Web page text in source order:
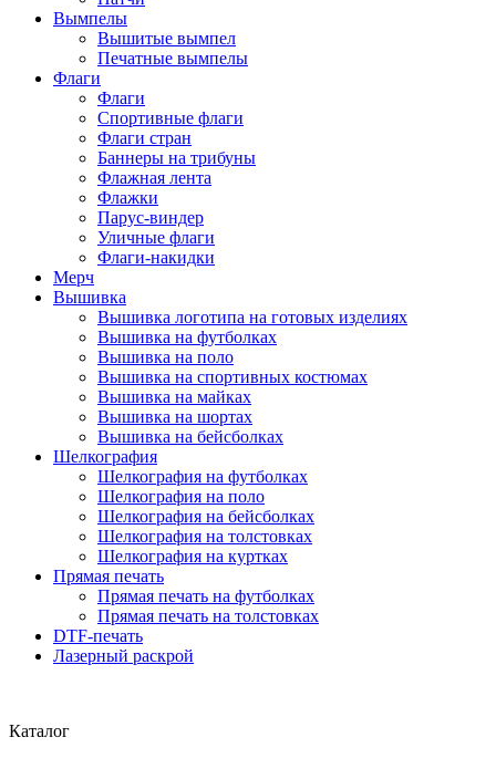
Вымпелы
Вышитые вымпел
Печатные вымпелы
Флаги
Флаги
Спортивные флаги
Флаги стран
Баннеры на трибуны
Флажная лента
Флажки
Парус-виндер
Уличные флаги
Флаги-накидки
Мерч
Вышивка
Вышивка логотипа на готовых изделиях
Вышивка на футболках
Вышивка на поло
Вышивка на спортивных костюмах
Вышивка на майках
Вышивка на шортах
Вышивка на бейсболках
Шелкография
Шелкография на футболках
Шелкография на поло
Шелкография на бейсболках
Шелкография на толстовках
Шелкография на куртках
Прямая печать
Прямая печать на футболках
Прямая печать на толстовках
DTF-печать
Лазерный раскрой
Каталог